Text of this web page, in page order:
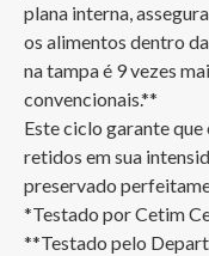
plana interna,
os alimentos dentro
na tampa é 9 vezes
convencionais.**
Este ciclo garante
retidos em sua
preservado
*Testado por Cetim
**Testado pelo